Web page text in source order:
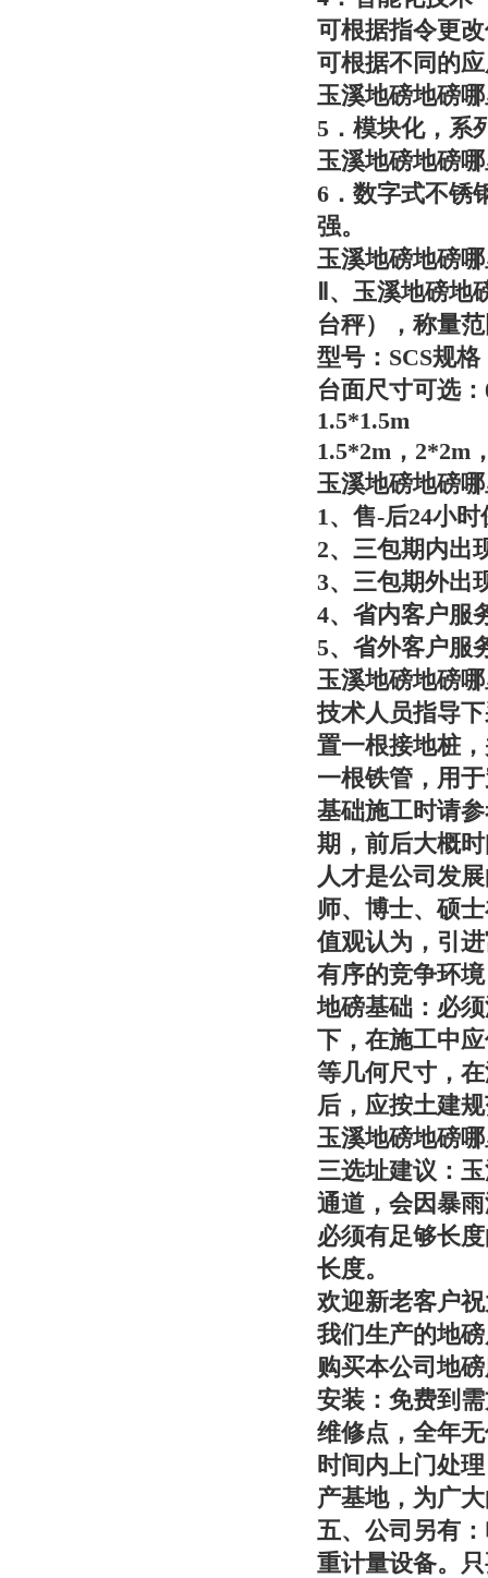
可根据指令更
可根据不同的
玉溪地磅地磅
5．模块化，系
玉溪地磅地磅
6．数字式不锈
强。
玉溪地磅地磅
Ⅱ、 玉溪地磅地
台秤），称量
型号：SCS规
台面尺寸可选
1.5*1.5m
1.5*2m，2*2m
玉溪地磅地磅
1、售-后24小
2、三包期内出
3、三包期外出
4、省内客户服
5、省外客户服
玉溪地磅地磅
技术人员指导
置一根接地桩
一根铁管，用
基础施工时请
期，前后大概
人才是公司发
师、博士、硕
值观认为，引
有序的竞争环
地磅基础：必
下，在施工中
等几何尺寸，
后，应按土建
玉溪地磅地磅
三选址建议：
通道，会因暴
必须有足够长
长度。
欢迎新老客户
我们生产的地
购买本公司地
安装：免费到
维修点，全年
时间内上门处
产基地，为广
五、公司另有
重计量设备。